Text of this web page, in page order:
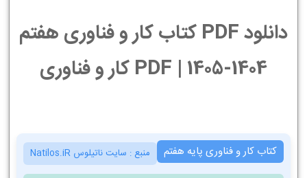
دانلود PDF کتاب کار و فناوری هفتم
1404-1405 | PDF کار و فناوری
کتاب کار و فناوری پایه هفتم منبع : سایت ناتیلوس Natilos.iR